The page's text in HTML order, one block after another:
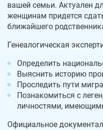
вашей семьи. Актуален
женщинам придется
ближайшего
Генеалогическая
Определить
Выяснить историю
Проследить пути
Познакомиться с
личностями,
Официальное